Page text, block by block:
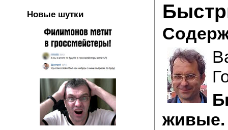
Новые шутки
живые.